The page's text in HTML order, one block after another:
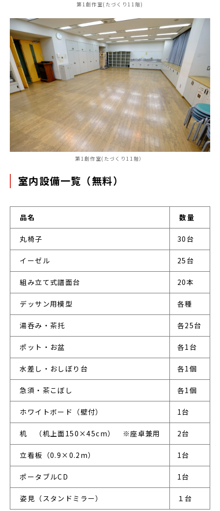
第1創作室(たづくり11階)
第1創作室(たづくり11階）
室内設備一覧（無料）
品名 数量
丸椅子 30台
イーゼル 25台
組み立て式譜面台 20本
デッサン用模型 各種
湯呑み・茶托 各25台
ポット・お盆 各1台
水差し・おしぼり台 各1個
急須・茶こぼし 各1個
ホワイトボード（壁付） 1台
机　（机上面150×45cm）　※座卓兼用 2台
立看板（0.9×0.2m） 1台
ポータブルCD 1台
姿見（スタンドミラー） １台